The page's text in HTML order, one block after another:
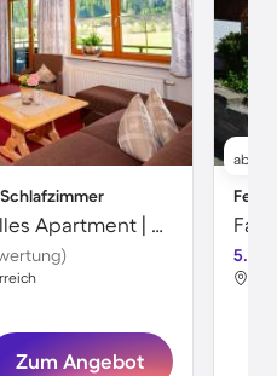
Schlafzimmer
Familienorientiertes tolles Apartment | Bergblick | Skifahren in der Nähe
Zum Angebot
ab
5.0